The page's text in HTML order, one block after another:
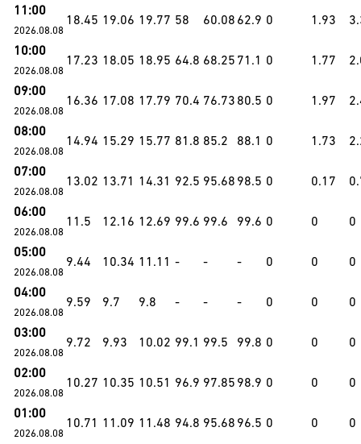
11:00
2026.08.08
18.45 19.06 19.77 58 60.08 62.9 0 1.93
10:00
2026.08.08
17.23 18.05 18.95 64.8 68.25 71.1 0 1.77
09:00
2026.08.08
16.36 17.08 17.79 70.4 76.73 80.5 0 1.97
08:00
2026.08.08
14.94 15.29 15.77 81.8 85.2 88.1 0 1.73
07:00
2026.08.08
13.02 13.71 14.31 92.5 95.68 98.5 0 0.17
06:00
2026.08.08
11.5 12.16 12.69 99.6 99.6 99.6 0 0 0
05:00
2026.08.08
9.44 10.34 11.11 - - - 0 0 0
04:00
2026.08.08
9.59 9.7 9.8 - - - 0 0 0
03:00
2026.08.08
9.72 9.93 10.02 99.1 99.5 99.8 0 0 0
02:00
2026.08.08
10.27 10.35 10.51 96.9 97.85 98.9 0 0 0
01:00
2026.08.08
10.71 11.09 11.48 94.8 95.68 96.5 0 0 0